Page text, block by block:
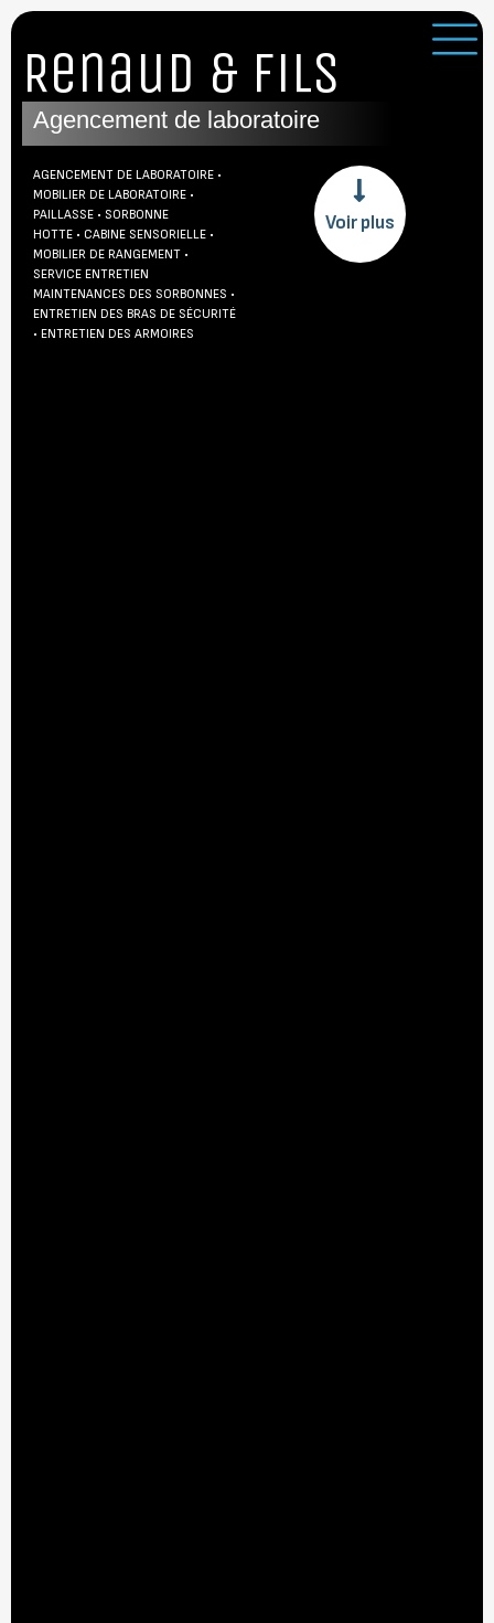
Renaud & Fils
Agencement de laboratoire
AGENCEMENT DE LABORATOIRE •
MOBILIER DE LABORATOIRE •
PAILLASSE • SORBONNE
HOTTE • CABINE SENSORIELLE •
MOBILIER DE RANGEMENT •
SERVICE ENTRETIEN
MAINTENANCES DES SORBONNES •
ENTRETIEN DES BRAS DE SÉCURITÉ
• ENTRETIEN DES ARMOIRES
Voir plus